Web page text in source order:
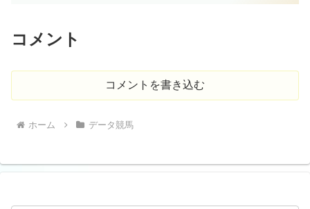
コメント
コメントを書き込む
ホーム データ競馬